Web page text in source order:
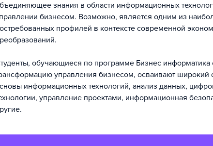
знания в области информационных
бизнесом. Возможно, является одним из
профилей в контексте современной
обучающиеся по программе Бизнес
управления бизнесом, осваивают широкий
информационных технологий, анализ данных,
управление проектами, информационная